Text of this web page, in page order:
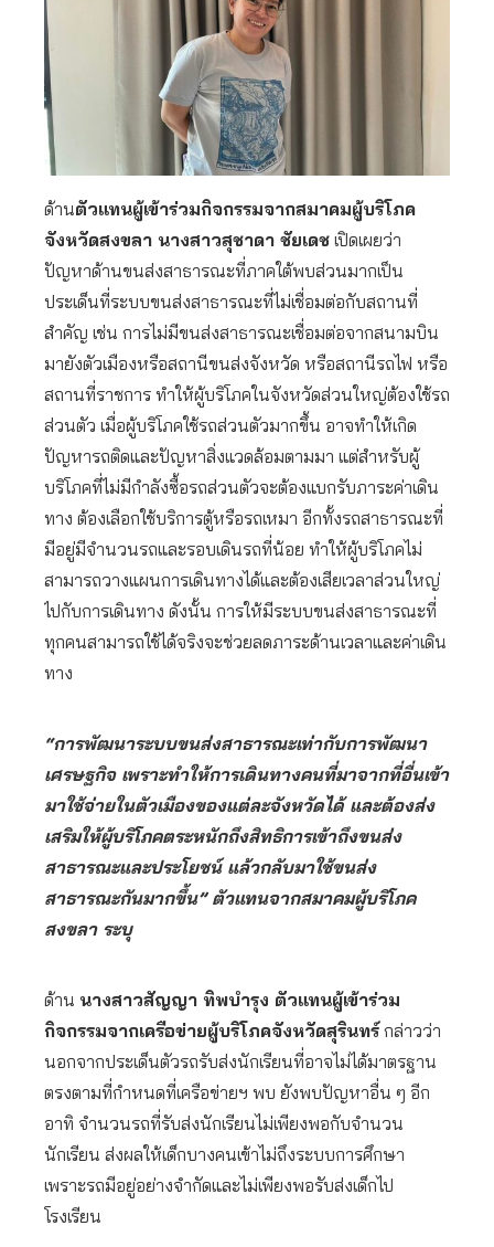
ด้านตัวแทนผู้เข้าร่วมกิจกรรมจากสมาคมผู้บริโภค
จังหวัดสงขลา นางสาวสุชาดา ชัยเดช เปิดเผยว่า
ปัญหาด้านขนส่งสาธารณะที่ภาคใต้พบส่วนมากเป็น
ประเด็นที่ระบบขนส่งสาธารณะที่ไม่เชื่อมต่อกับสถานที่
สำคัญ เช่น การไม่มีขนส่งสาธารณะเชื่อมต่อจากสนามบิน
มายังตัวเมืองหรือสถานีขนส่งจังหวัด หรือสถานีรถไฟ หรือ
สถานที่ราชการ ทำให้ผู้บริโภคในจังหวัดส่วนใหญ่ต้องใช้รถ
ส่วนตัว เมื่อผู้บริโภคใช้รถส่วนตัวมากขึ้น อาจทำให้เกิด
ปัญหารถติดและปัญหาสิ่งแวดล้อมตามมา แต่สำหรับผู้
บริโภคที่ไม่มีกำลังซื้อรถส่วนตัวจะต้องแบกรับภาระค่าเดิน
ทาง ต้องเลือกใช้บริการตู้หรือรถเหมา อีกทั้งรถสาธารณะที่
มีอยู่มีจำนวนรถและรอบเดินรถที่น้อย ทำให้ผู้บริโภคไม่
สามารถวางแผนการเดินทางได้และต้องเสียเวลาส่วนใหญ่
ไปกับการเดินทาง ดังนั้น การให้มีระบบขนส่งสาธารณะที่
ทุกคนสามารถใช้ได้จริงจะช่วยลดภาระด้านเวลาและค่าเดิน
ทาง
“การพัฒนาระบบขนส่งสาธารณะเท่ากับการพัฒนา
เศรษฐกิจ เพราะทำให้การเดินทางคนที่มาจากที่อื่นเข้า
มาใช้จ่ายในตัวเมืองของแต่ละจังหวัดได้ และต้องส่ง
เสริมให้ผู้บริโภคตระหนักถึงสิทธิการเข้าถึงขนส่ง
สาธารณะและประโยชน์ แล้วกลับมาใช้ขนส่ง
สาธารณะกันมากขึ้น” ตัวแทนจากสมาคมผู้บริโภค
สงขลา ระบุ
ด้าน นางสาวสัญญา ทิพบำรุง ตัวแทนผู้เข้าร่วม
กิจกรรมจากเครือข่ายผู้บริโภคจังหวัดสุรินทร์กล่าวว่า
นอกจากประเด็นตัวรถรับส่งนักเรียนที่อาจไม่ได้มาตรฐาน
ตรงตามที่กำหนดที่เครือข่ายฯ พบ ยังพบปัญหาอื่น ๆ อีก
อาทิ จำนวนรถที่รับส่งนักเรียนไม่เพียงพอกับจำนวน
นักเรียน ส่งผลให้เด็กบางคนเข้าไม่ถึงระบบการศึกษา
เพราะรถมีอยู่อย่างจํากัดและไม่เพียงพอรับส่งเด็กไป
โรงเรียน